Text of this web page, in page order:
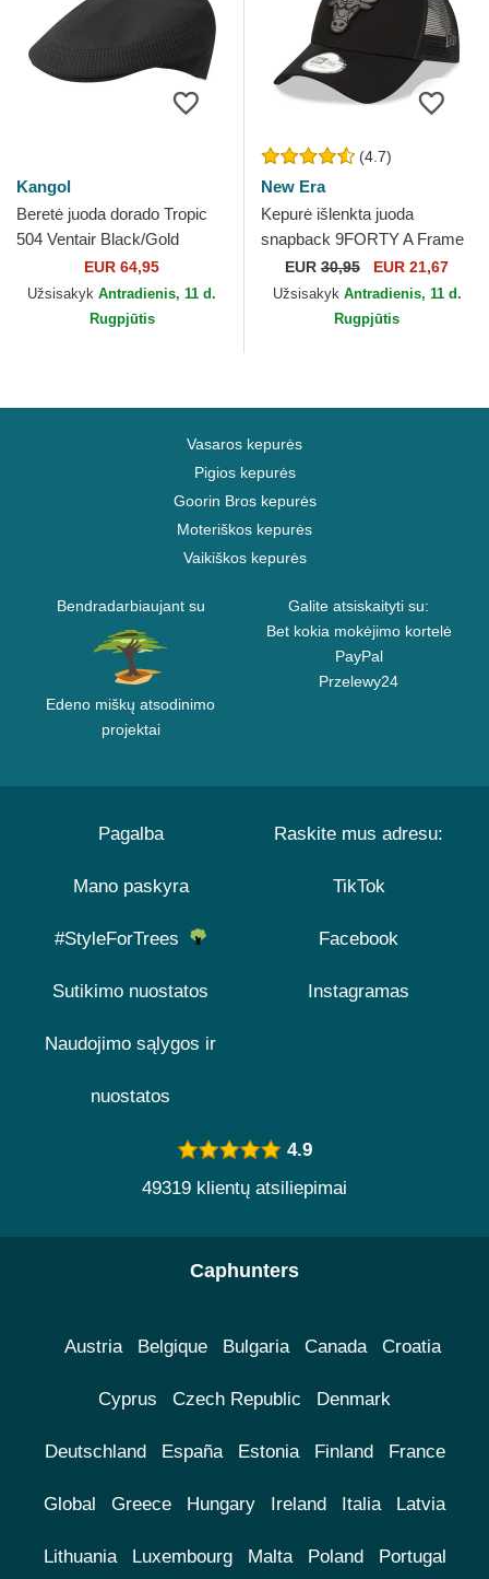
Kangol
Beretė juoda dorado Tropic
504 Ventair Black/Gold
EUR 64,95
Užsisakyk Antradienis, 11 d.
Rugpjūtis
(4.7)
New Era
Kepurė išlenkta juoda
snapback 9FORTY A Frame
Tonal Chicago Bulls NBA
New Era
EUR 30,95 EUR 21,67
Užsisakyk Antradienis, 11 d.
Rugpjūtis
Vasaros kepurės
Pigios kepurės
Goorin Bros kepurės
Moteriškos kepurės
Vaikiškos kepurės
Bendradarbiaujant su
Edeno miškų atsodinimo
projektai
Galite atsiskaityti su:
Bet kokia mokėjimo kortelė
PayPal
Przelewy24
Pagalba
Mano paskyra
#StyleForTrees
Sutikimo nuostatos
Naudojimo sąlygos ir
nuostatos
Raskite mus adresu:
TikTok
Facebook
Instagramas
4.9
49319 klientų atsiliepimai
Caphunters
Austria Belgique Bulgaria Canada Croatia
Cyprus Czech Republic Denmark
Deutschland España Estonia Finland France
Global Greece Hungary Ireland Italia Latvia
Lithuania Luxembourg Malta Poland Portugal